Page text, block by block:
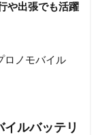
や出張でも活躍
ロノモバイル
ルバッテリ